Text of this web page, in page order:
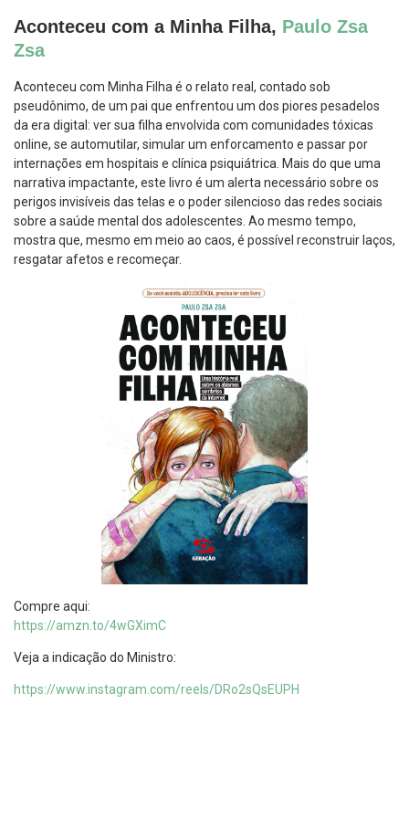
Aconteceu com a Minha Filha, Paulo Zsa
Zsa
Aconteceu com Minha Filha é o relato real, contado sob
pseudônimo, de um pai que enfrentou um dos piores pesadelos
da era digital: ver sua filha envolvida com comunidades tóxicas
online, se automutilar, simular um enforcamento e passar por
internações em hospitais e clínica psiquiátrica. Mais do que uma
narrativa impactante, este livro é um alerta necessário sobre os
perigos invisíveis das telas e o poder silencioso das redes sociais
sobre a saúde mental dos adolescentes. Ao mesmo tempo,
mostra que, mesmo em meio ao caos, é possível reconstruir laços,
resgatar afetos e recomeçar.
Compre aqui:
https://amzn.to/4wGXimC
Veja a indicação do Ministro:
https://www.instagram.com/reels/DRo2sQsEUPH